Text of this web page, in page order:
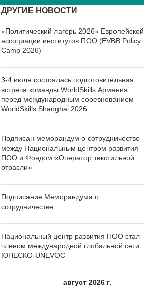
ДРУГИЕ НОВОСТИ
«Политический лагерь 2026» Европейской
ассоциации институтов ПОО (EVBB Policy
Camp 2026)
3-4 июля состоялась подготовительная
встреча команды WorldSkills Армения
перед международным соревнованием
WorldSkills Shanghai 2026.
Подписан меморандум о сотрудничестве
между Национальным центром развития
ПОО и Фондом «Оператор текстильной
отрасли»
Подписание Меморандума о
сотрудничестве
Национальный центр развития ПОО стал
членом международной глобальной сети
ЮНЕСКО-UNEVOC
август 2026 г.